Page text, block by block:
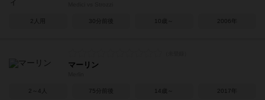
2人用 30分前後 10歳～ 2006年
マーリン
2～4人 75分前後 14歳～ 2017年